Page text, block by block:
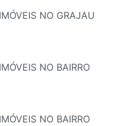
NO GRAJAU
NO BAIRRO
NO BAIRRO